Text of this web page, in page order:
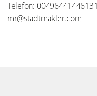
Telefon: 00496441446131
mr@stadtmakler.com